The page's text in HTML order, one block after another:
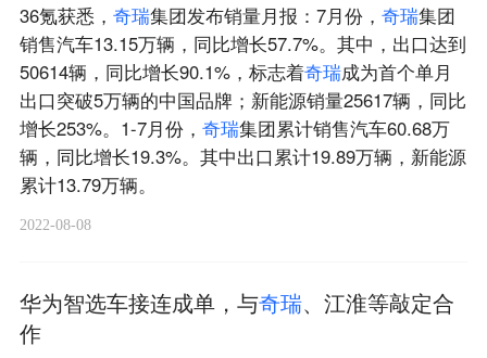
36氪获悉， 奇瑞集团发布销量月报：7月份， 奇瑞集团
销售汽车13.15万辆，同比增长57.7%。其中，出口达到
50614辆，同比增长90.1%，标志着奇瑞成为首个单月
出口突破5万辆的中国品牌；新能源销量25617辆，同比
增长253%。1-7月份， 奇瑞集团累计销售汽车60.68万
辆，同比增长19.3%。其中出口累计19.89万辆，新能源
累计13.79万辆。
2022-08-08
华为智选车接连成单，与奇瑞、江淮等敲定合
作